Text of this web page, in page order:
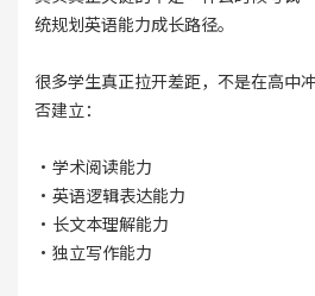
统规划英语能力成长路径。
很多学生真正拉开差距，不是在高中
否建立：
·学术阅读能力
·英语逻辑表达能力
·长文本理解能力
·独立写作能力